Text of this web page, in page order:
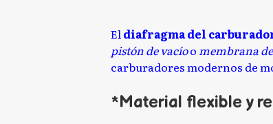
Eldiafragma del
pistón de vacíoo membrana
carburadores modernos de
*Material flexible y